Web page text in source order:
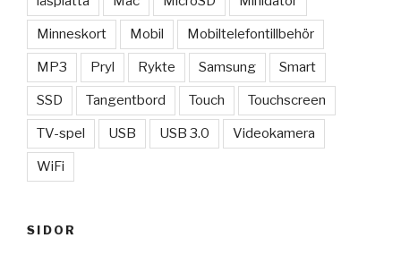
Minneskort Mobil Mobiltelefontillbehör
MP3 Pryl Rykte Samsung Smart
SSD Tangentbord Touch Touchscreen
TV-spel USB USB 3.0 Videokamera
WiFi
SIDOR